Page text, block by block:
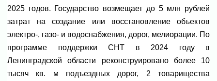
2025 годов. Государство возмещает до 5 млн рублей
затрат на создание или восстановление объектов
электро-, газо- и водоснабжения, дорог, мелиорации. По
программе поддержки СНТ в 2024 году в
Ленинградской области реконструировано более 10
тысяч кв. м подъездных дорог, 2 товарищества